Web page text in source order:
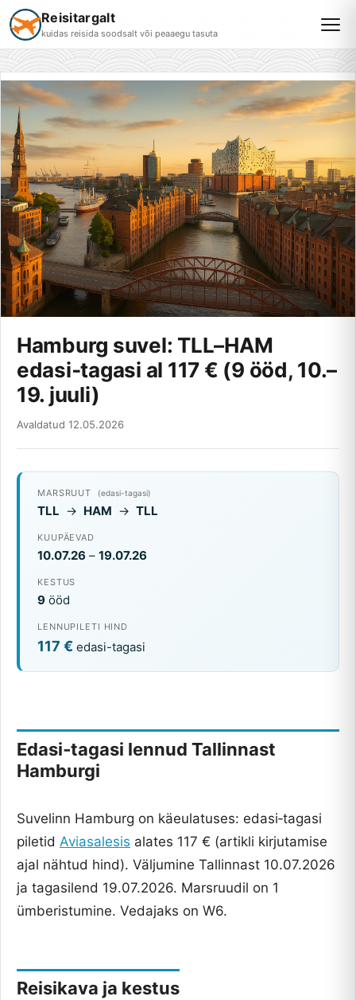
Reisitargalt
kuidas reisida soodsalt või peaaegu tasuta
Hamburg suvel: TLL–HAM
edasi‑tagasi al 117 € (9 ööd, 10.–
19. juuli)
Avaldatud 12.05.2026
MARSRUUT (edasi-tagasi)
TLL → HAM → TLL
KUUPÄEVAD
10.07.26 – 19.07.26
KESTUS
9 ööd
LENNUPILETI HIND
117 € edasi-tagasi
Edasi‑tagasi lennud Tallinnast
Hamburgi
Suvelinn Hamburg on käeulatuses: edasi‑tagasi
piletid Aviasalesis alates 117 € (artikli kirjutamise
ajal nähtud hind). Väljumine Tallinnast 10.07.2026
ja tagasilend 19.07.2026. Marsruudil on 1
ümberistumine. Vedajaks on W6.
Reisikava ja kestus